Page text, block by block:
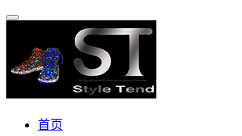
首页